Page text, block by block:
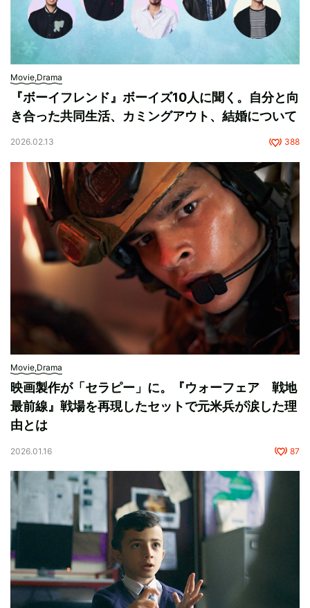
Movie,Drama
『ボーイフレンド』ボーイズ10人に聞く。自分と向
き合った共同生活、カミングアウト、結婚について
2026.02.13 388
Movie,Drama
映画製作が「セラピー」に。『ウォーフェア 戦地
最前線』戦場を再現したセットで元米兵が涙した理
由とは
2026.01.16 87